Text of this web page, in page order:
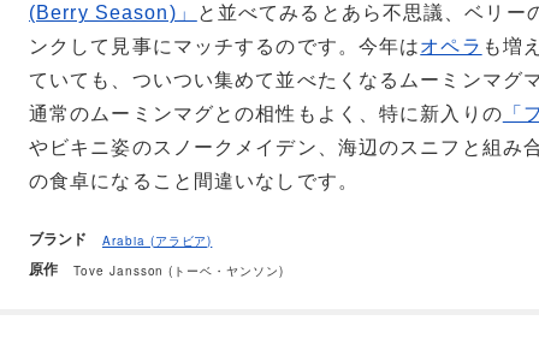
(Berry Season)」
と並べてみるとあら不思議、ベリー
ンクして見事にマッチするのです。今年はオペラ も増
ていても、ついつい集めて並べたくなるムーミンマグ
通常のムーミンマグとの相性もよく、特に新入りの 「
やビキニ姿のスノークメイデン、海辺のスニフと組み
の食卓になること間違いなしです。
ブランド Arabia (アラビア)
原作 Tove Jansson (トーベ・ヤンソン)